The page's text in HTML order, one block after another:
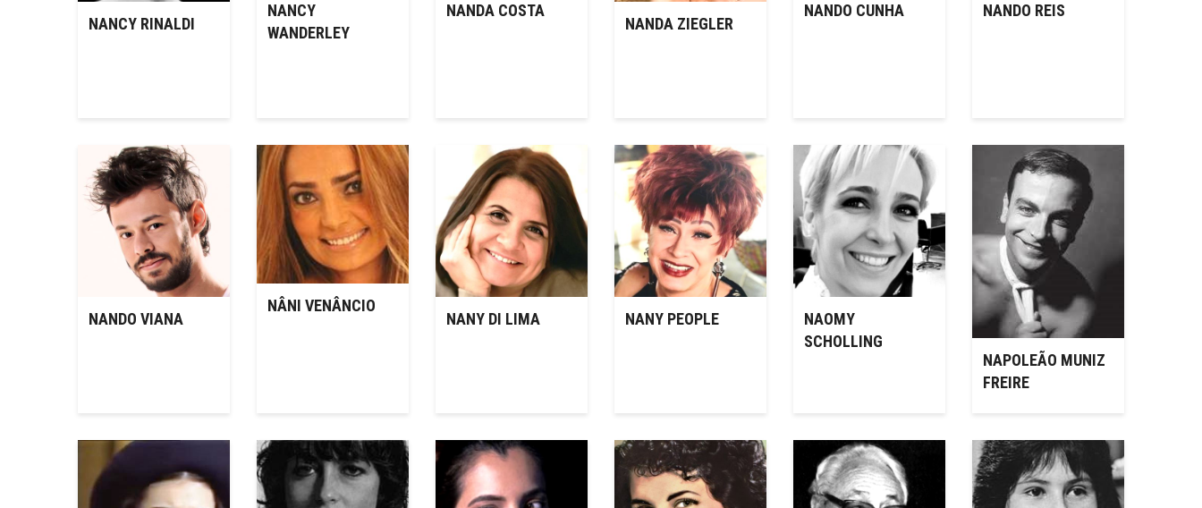
NANCY RINALDI
NANCY
WANDERLEY
NANDA COSTA
NANDA ZIEGLER
NANDO CUNHA NANDO REIS
NANDO VIANA
NÂNI VENÂNCIO
NANY DI LIMA NANY PEOPLE
NAOMY
SCHOLLING
NAPOLEÃO MUNIZ
FREIRE